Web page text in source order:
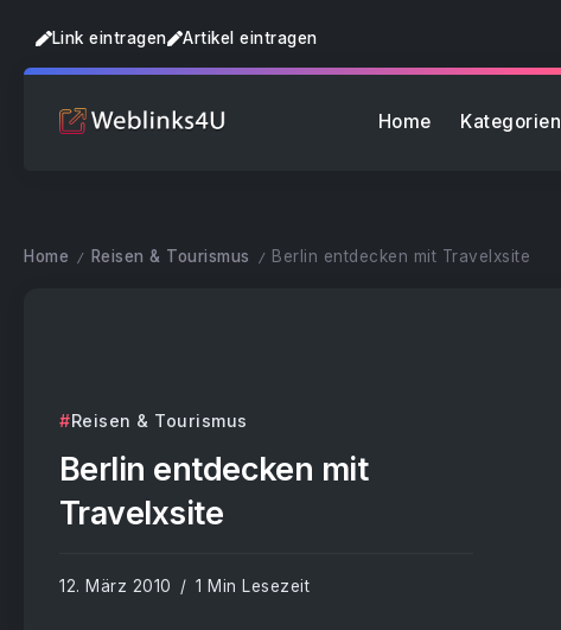
Link eintragen Artikel eintragen
Home Kategorien
Home / Reisen & Tourismus / Berlin entdecken mit Travelxsite
Reisen & Tourismus
Berlin entdecken mit
Travelxsite
12. März 2010 1 Min Lesezeit